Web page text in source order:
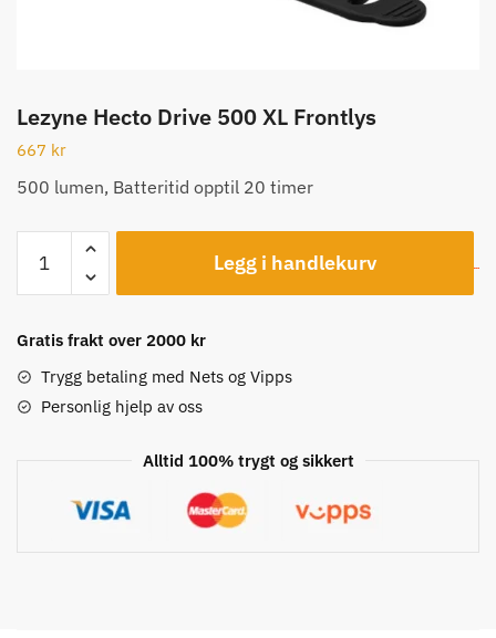
Lezyne Hecto Drive 500 XL Frontlys
667 kr
500 lumen, Batteritid opptil 20 timer
Hecto
Drive
XL
Frontlys
antall
Legg i handlekurv
Gratis frakt over 2000 kr
Trygg betaling med Nets og Vipps
Personlig hjelp av oss
Alltid 100% trygt og sikkert